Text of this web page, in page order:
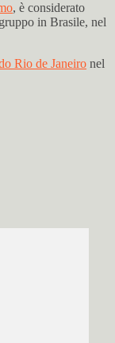
, è considerato
in Brasile, nel
Rio de Janeiro nel